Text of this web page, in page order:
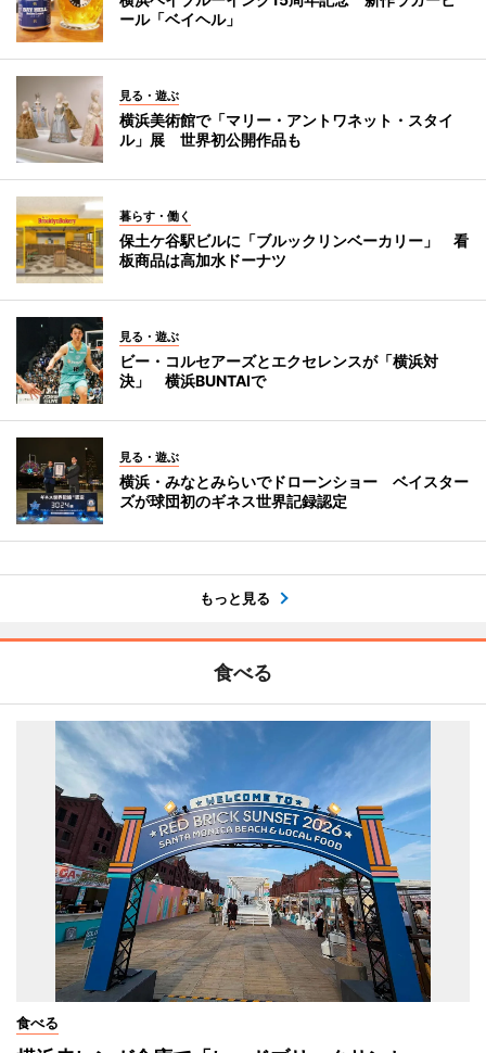
ール「ベイヘル」
見る・遊ぶ
横浜美術館で「マリー・アントワネット・スタイ
ル」展 世界初公開作品も
暮らす・働く
保土ケ谷駅ビルに「ブルックリンベーカリー」 看
板商品は高加水ドーナツ
見る・遊ぶ
ビー・コルセアーズとエクセレンスが「横浜対
決」 横浜BUNTAIで
見る・遊ぶ
横浜・みなとみらいでドローンショー ベイスター
ズが球団初のギネス世界記録認定
もっと見る
食べる
食べる